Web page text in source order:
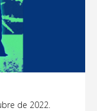
de 2022.